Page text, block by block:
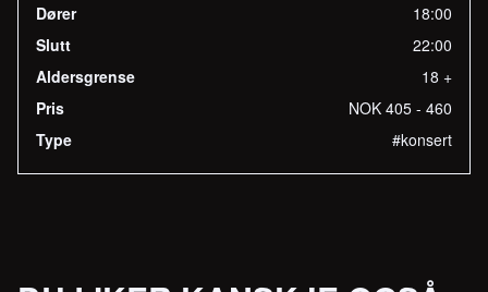
Dører
18:00
Slutt
22:00
Aldersgrense
18 +
Pris
NOK 405 - 460
Type
#konsert